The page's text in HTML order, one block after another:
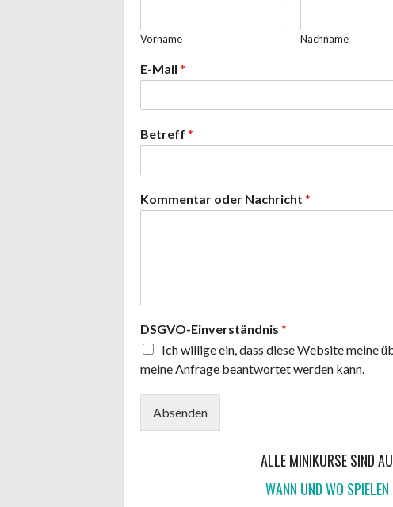
Vorname Nachname
E-Mail *
Betreff *
Kommentar oder Nachricht *
DSGVO-Einverständnis *
Ich willige ein, dass diese Website meine
meine Anfrage beantwortet werden kann.
Absenden
ALLE MINIKURSE SIND
WANN UND WO